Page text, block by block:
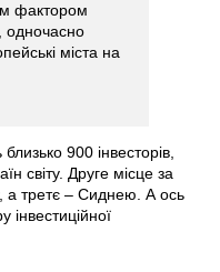
фактором
одночасно
міста на
900 інвесторів,
світу. Друге місце за
а третє – Сиднею. А ось